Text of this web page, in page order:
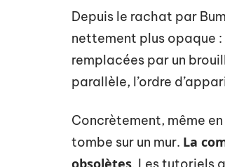
Depuis le rachat par
nettement plus opaque
remplacées par un
parallèle, l’ordre
Concrètement, même
tombe sur un mur. La
obsolètes. Les tutoriels